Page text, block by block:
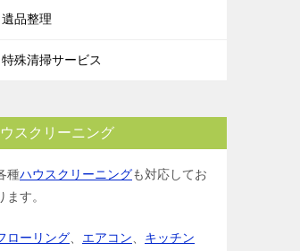
遺品整理
特殊清掃サービス
スクリーニング
種ハウスクリーニングも対応してお
ます。
ローリング エアコン
キッチン